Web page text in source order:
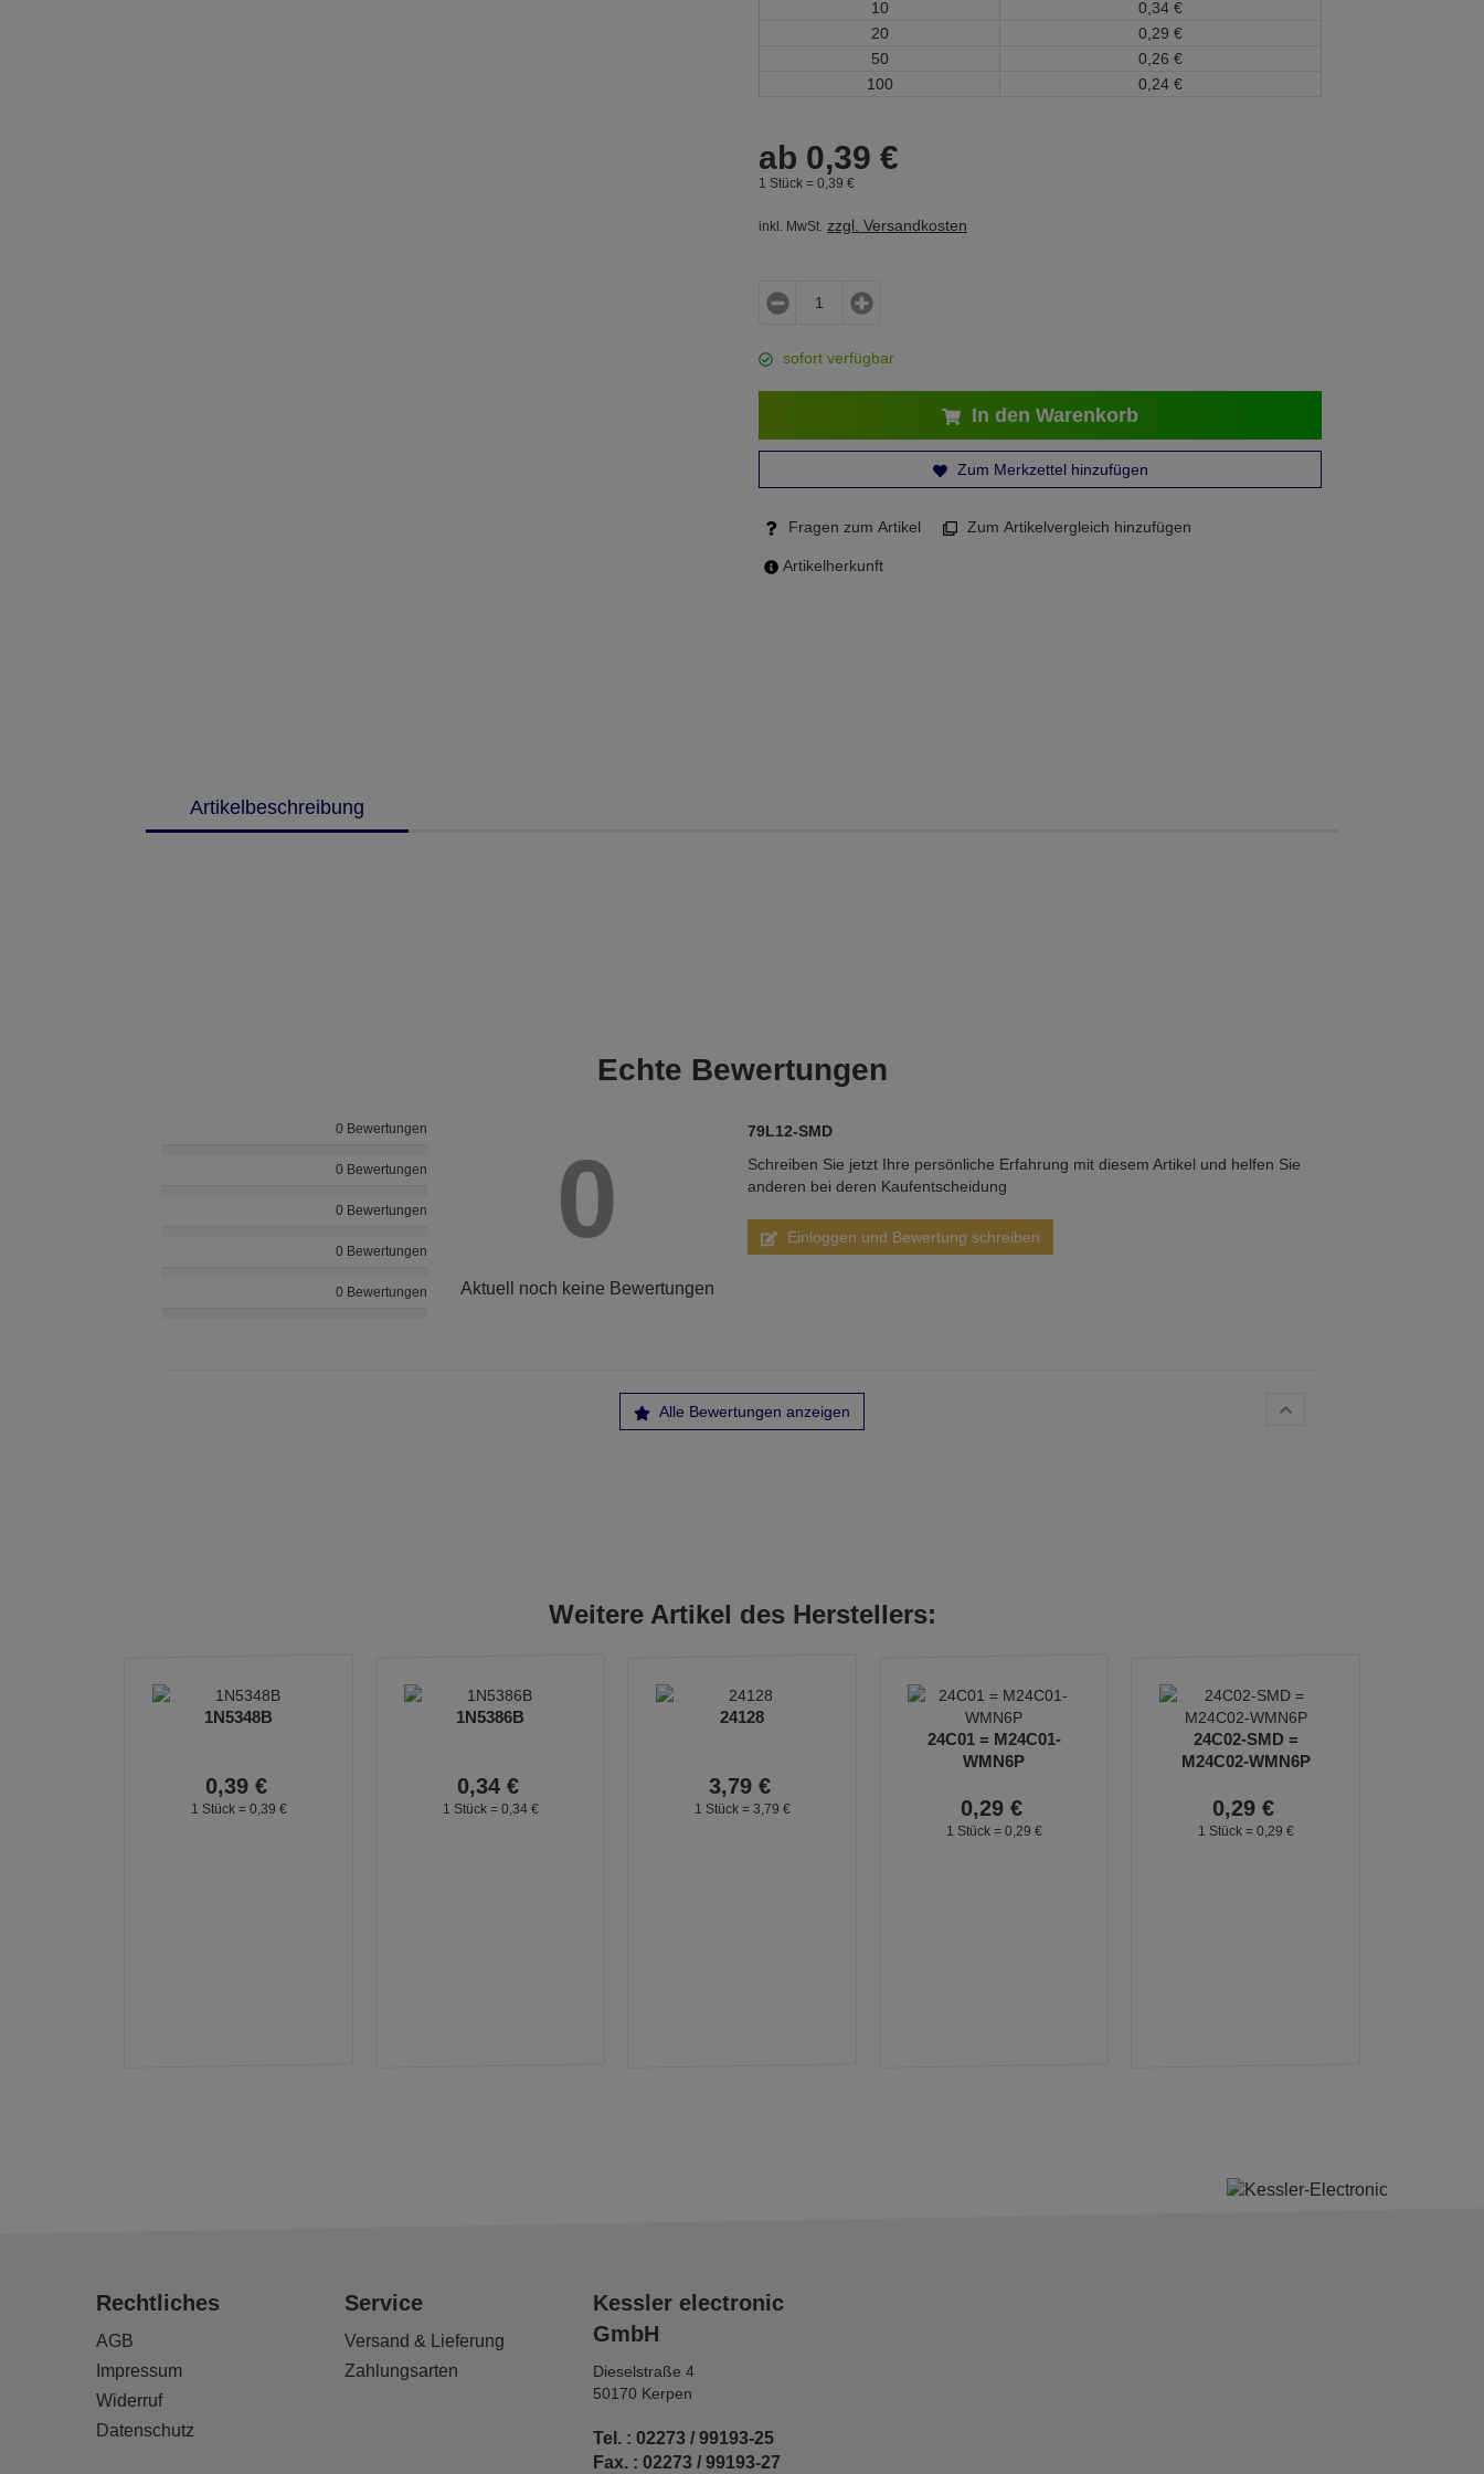
10
0, 34 €
20
0, 29 €
50
0, 26 €
100
0, 24 €
ab 0,39 €
1 Stück = 0, 39 €
inkl. MwSt. zzgl. Versandkosten
sofort verfügbar
In den Warenkorb
Zum Merkzettel hinzufügen
Fragen zum Artikel Zum Artikelvergleich hinzufügen
Artikelherkunft
Artikelbeschreibung
Echte Bewertungen
0 Bewertungen
0 Bewertungen
0 Bewertungen
0 Bewertungen
0 Bewertungen
0
Aktuell noch keine Bewertungen
79L12-SMD
Schreiben Sie jetzt Ihre persönliche Erfahrung mit diesem Artikel und helfen Sie
anderen bei deren Kaufentscheidung
Einloggen und Bewertung schreiben
Alle Bewertungen anzeigen
Weitere Artikel des Herstellers:
1N5348B
0,39 €
1 Stück = 0, 39 €
1N5386B
0,34 €
1 Stück = 0, 34 €
24128
3,79 €
1 Stück = 3, 79 €
24C01 = M24C01-
WMN6P
0,29 €
1 Stück = 0, 29 €
24C02-SMD =
M24C02-WMN6P
0,29 €
1 Stück = 0, 29 €
Rechtliches
AGB
Impressum
Widerruf
Datenschutz
Service
Versand & Lieferung
Zahlungsarten
Kessler electronic
GmbH
Dieselstraße 4
50170 Kerpen
Tel. : 02273 / 99193-25
Fax. : 02273 / 99193-27